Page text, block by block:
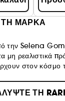
ΜΑΡΚΑ
την Selena
μη ρεαλιστικά
στον κόσμο
Rare Beauty
Οι
άνετα καιΤΗ RARE